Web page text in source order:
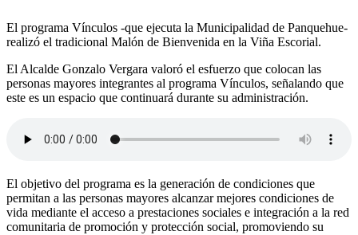
El programa Vínculos -que ejecuta la Municipalidad de Panquehue-
realizó el tradicional Malón de Bienvenida en la Viña Escorial.
El Alcalde Gonzalo Vergara valoró el esfuerzo que colocan las
personas mayores integrantes al programa Vínculos, señalando que
este es un espacio que continuará durante su administración.
El objetivo del programa es la generación de condiciones que
permitan a las personas mayores alcanzar mejores condiciones de
vida mediante el acceso a prestaciones sociales e integración a la red
comunitaria de promoción y protección social, promoviendo su